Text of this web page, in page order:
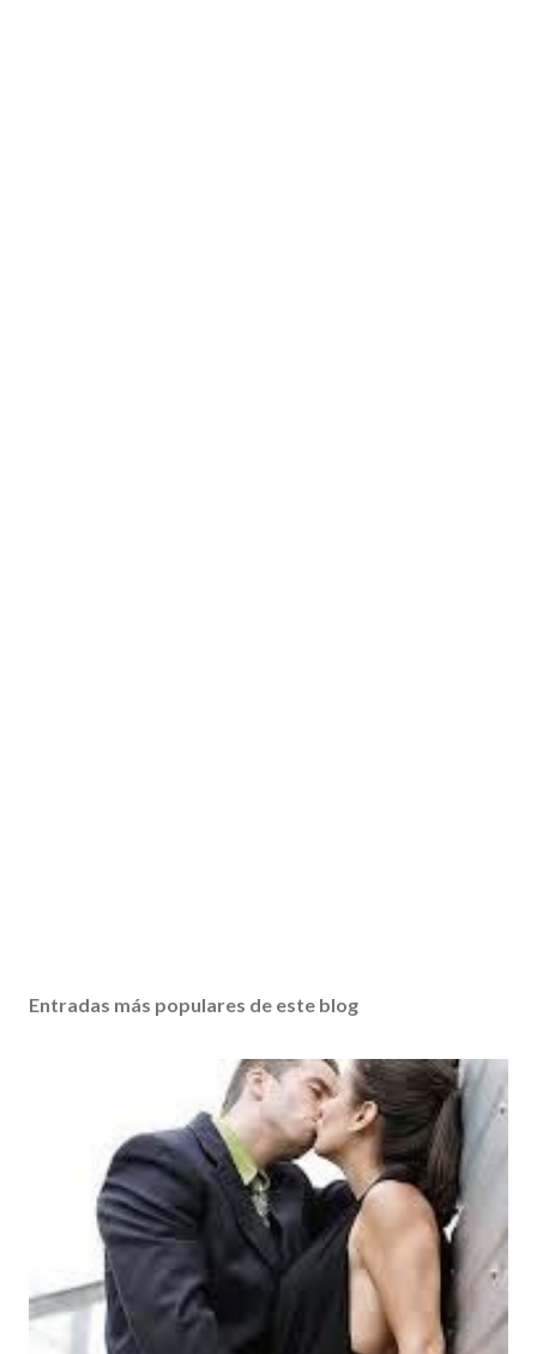
Entradas más populares de este blog